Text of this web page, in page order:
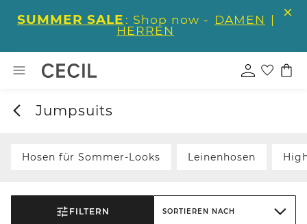
SUMMER SALE : Shop now - DAMEN |
HERREN
Jumpsuits
Hosen für Sommer-Looks Leinenhosen
FILTERN SORTIEREN NACH